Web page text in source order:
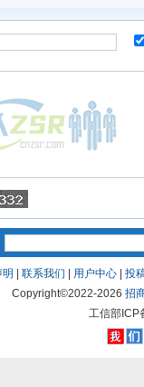
联系我们 用户中心
投
Copyright©2022-2026招
工信部ICP